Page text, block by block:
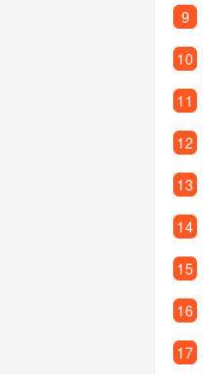
9
10
11
12
13
14
15
16
17